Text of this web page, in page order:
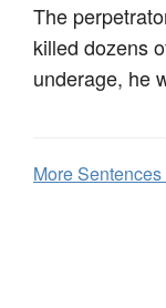
The
killed dozens
underage, he
MoreSentences